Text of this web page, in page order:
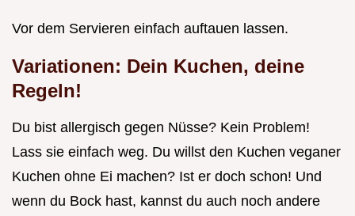
Vor dem Servieren einfach auftauen lassen.
Variationen: Dein Kuchen, deine
Regeln!
Du bist allergisch gegen Nüsse? Kein Problem!
Lass sie einfach weg. Du willst den Kuchen veganer
Kuchen ohne Ei machen? Ist er doch schon! Und
wenn du Bock hast, kannst du auch noch andere